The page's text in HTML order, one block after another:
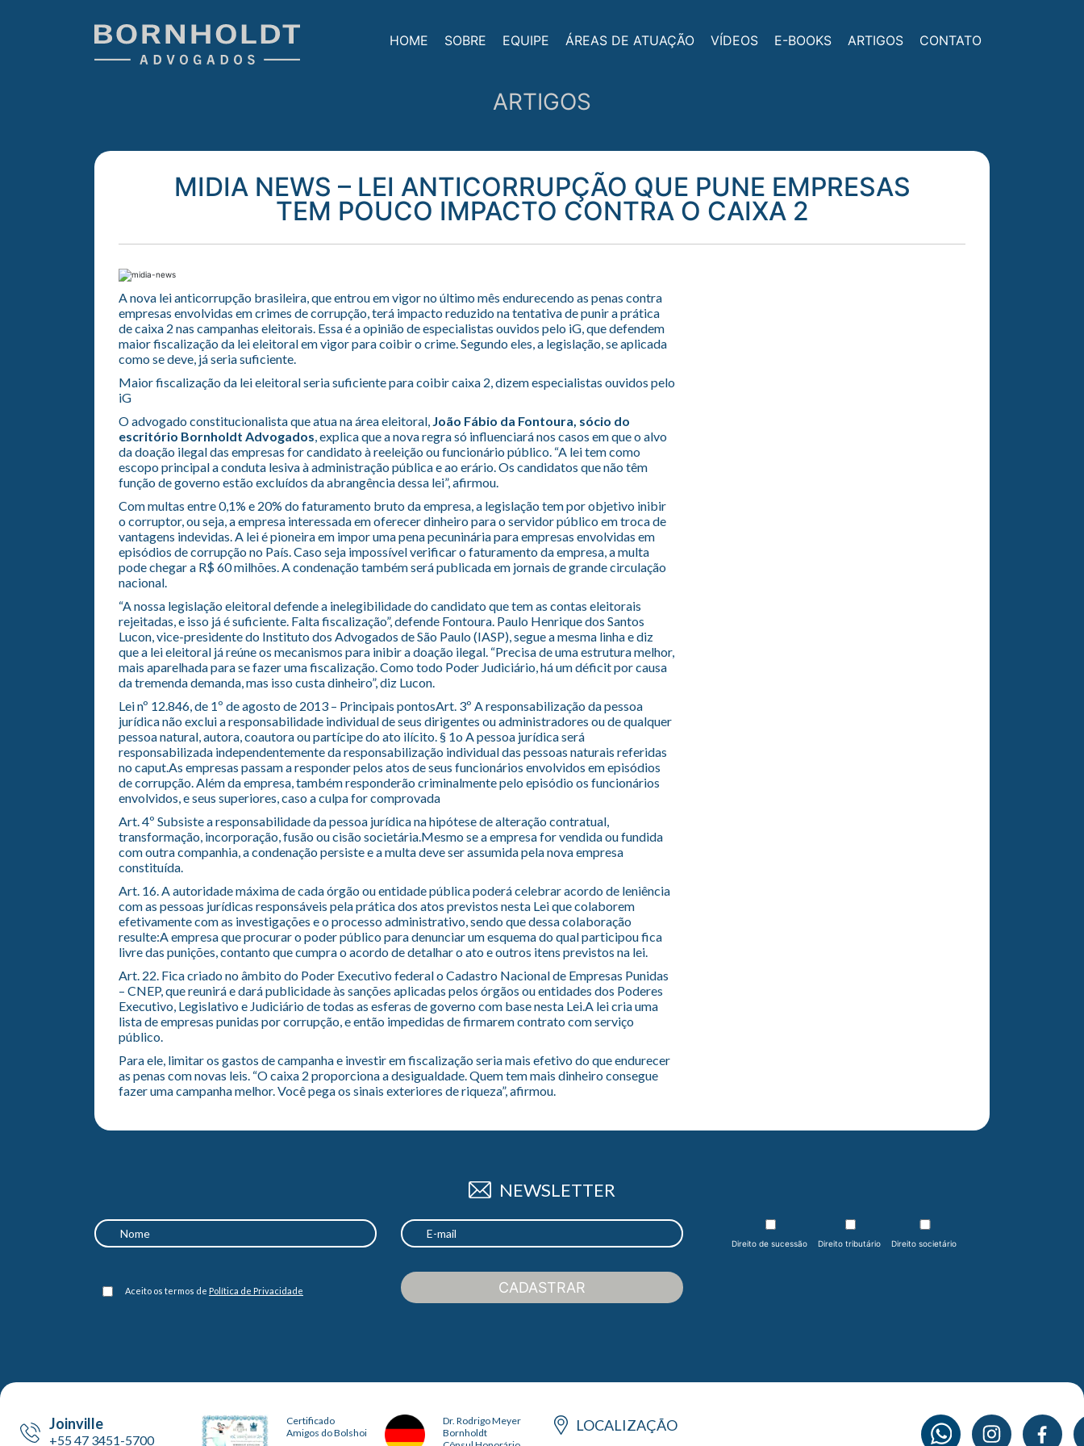
HOME SOBRE EQUIPE ÁREAS DE ATUAÇÃO VÍDEOS E-BOOKS ARTIGOS CONTATO
ARTIGOS
MIDIA NEWS – LEI ANTICORRUPÇÃO QUE PUNE EMPRESAS
TEM POUCO IMPACTO CONTRA O CAIXA 2
A nova lei anticorrupção brasileira, que entrou em vigor no último mês endurecendo as penas contra
empresas envolvidas em crimes de corrupção, terá impacto reduzido na tentativa de punir a prática
de caixa 2 nas campanhas eleitorais. Essa é a opinião de especialistas ouvidos pelo iG, que defendem
maior fiscalização da lei eleitoral em vigor para coibir o crime. Segundo eles, a legislação, se aplicada
como se deve, já seria suficiente.
Maior fiscalização da lei eleitoral seria suficiente para coibir caixa 2, dizem especialistas ouvidos pelo
iG
O advogado constitucionalista que atua na área eleitoral, João Fábio da Fontoura, sócio do
escritório Bornholdt Advogados , explica que a nova regra só influenciará nos casos em que o alvo
da doação ilegal das empresas for candidato à reeleição ou funcionário público. “A lei tem como
escopo principal a conduta lesiva à administração pública e ao erário. Os candidatos que não têm
função de governo estão excluídos da abrangência dessa lei”, afirmou.
Com multas entre 0,1% e 20% do faturamento bruto da empresa, a legislação tem por objetivo inibir
o corruptor, ou seja, a empresa interessada em oferecer dinheiro para o servidor público em troca de
vantagens indevidas. A lei é pioneira em impor uma pena pecuninária para empresas envolvidas em
episódios de corrupção no País. Caso seja impossível verificar o faturamento da empresa, a multa
pode chegar a R$ 60 milhões. A condenação também será publicada em jornais de grande circulação
nacional.
“A nossa legislação eleitoral defende a inelegibilidade do candidato que tem as contas eleitorais
rejeitadas, e isso já é suficiente. Falta fiscalização”, defende Fontoura. Paulo Henrique dos Santos
Lucon, vice-presidente do Instituto dos Advogados de São Paulo (IASP), segue a mesma linha e diz
que a lei eleitoral já reúne os mecanismos para inibir a doação ilegal. “Precisa de uma estrutura melhor,
mais aparelhada para se fazer uma fiscalização. Como todo Poder Judiciário, há um déficit por causa
da tremenda demanda, mas isso custa dinheiro”, diz Lucon.
Lei nº 12.846, de 1º de agosto de 2013 – Principais pontosArt. 3º A responsabilização da pessoa
jurídica não exclui a responsabilidade individual de seus dirigentes ou administradores ou de qualquer
pessoa natural, autora, coautora ou partícipe do ato ilícito. § 1o A pessoa jurídica será
responsabilizada independentemente da responsabilização individual das pessoas naturais referidas
no caput.As empresas passam a responder pelos atos de seus funcionários envolvidos em episódios
de corrupção. Além da empresa, também responderão criminalmente pelo episódio os funcionários
envolvidos, e seus superiores, caso a culpa for comprovada
Art. 4º Subsiste a responsabilidade da pessoa jurídica na hipótese de alteração contratual,
transformação, incorporação, fusão ou cisão societária.Mesmo se a empresa for vendida ou fundida
com outra companhia, a condenação persiste e a multa deve ser assumida pela nova empresa
constituída.
Art. 16. A autoridade máxima de cada órgão ou entidade pública poderá celebrar acordo de leniência
com as pessoas jurídicas responsáveis pela prática dos atos previstos nesta Lei que colaborem
efetivamente com as investigações e o processo administrativo, sendo que dessa colaboração
resulte:A empresa que procurar o poder público para denunciar um esquema do qual participou fica
livre das punições, contanto que cumpra o acordo de detalhar o ato e outros itens previstos na lei.
Art. 22. Fica criado no âmbito do Poder Executivo federal o Cadastro Nacional de Empresas Punidas
– CNEP, que reunirá e dará publicidade às sanções aplicadas pelos órgãos ou entidades dos Poderes
Executivo, Legislativo e Judiciário de todas as esferas de governo com base nesta Lei.A lei cria uma
lista de empresas punidas por corrupção, e então impedidas de firmarem contrato com serviço
público.
Para ele, limitar os gastos de campanha e investir em fiscalização seria mais efetivo do que endurecer
as penas com novas leis. “O caixa 2 proporciona a desigualdade. Quem tem mais dinheiro consegue
fazer uma campanha melhor. Você pega os sinais exteriores de riqueza”, afirmou.
NEWSLETTER
Direito de sucessão Direito tributário Direito societário
Aceito os termos de Política de Privacidade CADASTRAR
Joinville
+55 47 3451-5700
Certificado
Amigos do Bolshoi
Dr. Rodrigo Meyer
Bornholdt
LOCALIZAÇÃO